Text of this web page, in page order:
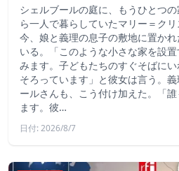
シェルブールの庭に、もうひとつ
ら一人で暮らしていたマリー＝ク
今、娘と義理の息子の敷地に置か
いる。「このような小さな家を設
みます。子どもたちのすぐそばに
そろっています」と彼女は言う。
ールさんも、こう付け加えた。「
ます。彼…
日付: 2026/8/7